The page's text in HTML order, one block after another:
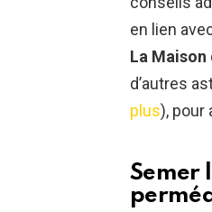
en lien
La
d’autres
plus), pour
Semer